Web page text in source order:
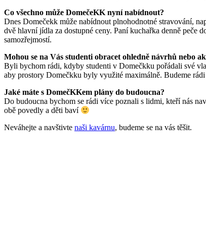
Co všechno může DomečeKK nyní nabídnout?
Dnes Domečekk může nabídnout plnohodnotné stravování,
dvě hlavní jídla za dostupné ceny. Paní kuchařka denně
samozřejmostí.
Mohou se na Vás studenti obracet ohledně návrhů nebo
Byli bychom rádi, kdyby studenti v Domečkku pořádali své
aby prostory Domečkku byly využité maximálně. Budeme
Jaké máte s DomečKKem plány do budoucna?
Do budoucna bychom se rádi více poznali s lidmi, kteří nás
obě povedly a děti baví
Neváhejte a navštivte naši kavárnu, budeme se na vás těšit.